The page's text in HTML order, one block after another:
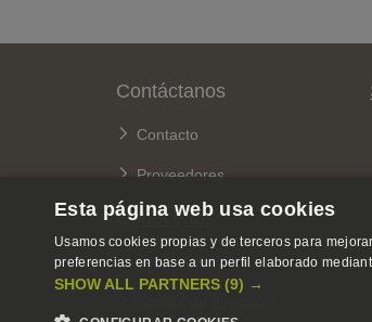
Pie de página
Contáctanos
Contacto
Proveedores
Conócenos
Grupo DKV
Esta página web usa cookies
Usamos cookies propias y de terceros para
preferencias en base a un perfil elaborado
SHOW ALL PARTNERS (9) →